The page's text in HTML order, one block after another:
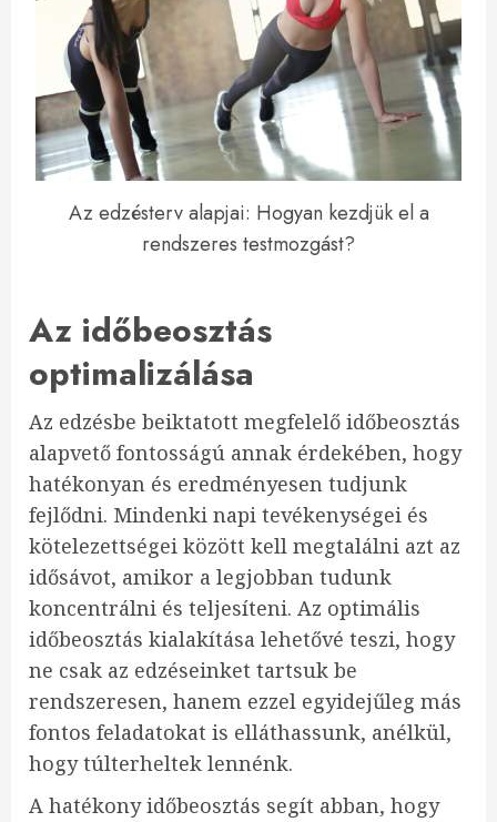
Az edzésterv alapjai: Hogyan kezdjük el a
rendszeres testmozgást?
Az időbeosztás
optimalizálása
Az edzésbe beiktatott megfelelő időbeosztás
alapvető fontosságú annak érdekében, hogy
hatékonyan és eredményesen tudjunk
fejlődni. Mindenki napi tevékenységei és
kötelezettségei között kell megtalálni azt az
idősávot, amikor a legjobban tudunk
koncentrálni és teljesíteni. Az optimális
időbeosztás kialakítása lehetővé teszi, hogy
ne csak az edzéseinket tartsuk be
rendszeresen, hanem ezzel egyidejűleg más
fontos feladatokat is elláthassunk, anélkül,
hogy túlterheltek lennénk.
A hatékony időbeosztás segít abban, hogy